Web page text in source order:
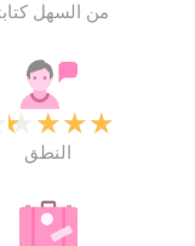
من السهل
★
★
★
★
النطق